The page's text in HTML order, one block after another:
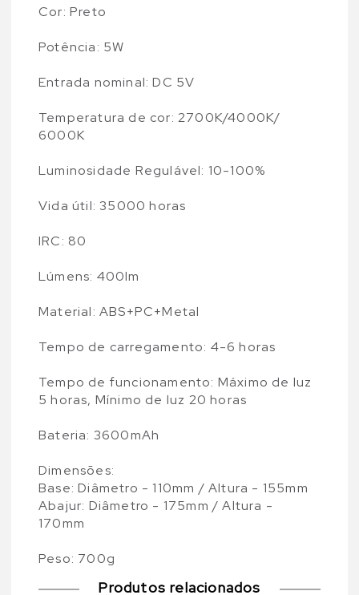
Cor: Preto
Potência: 5W
Entrada nominal: DC 5V
Temperatura de cor: 2700K/4000K/
6000K
Luminosidade Regulável: 10-100%
Vida útil: 35000 horas
IRC: 80
Lúmens: 400lm
Material: ABS+PC+Metal
Tempo de carregamento: 4-6 horas
Tempo de funcionamento: Máximo de luz
5 horas, Mínimo de luz 20 horas
Bateria: 3600mAh
Dimensões:
Base: Diâmetro - 110mm / Altura - 155mm
Abajur: Diâmetro - 175mm / Altura -
170mm
Peso: 700g
Produtos relacionados